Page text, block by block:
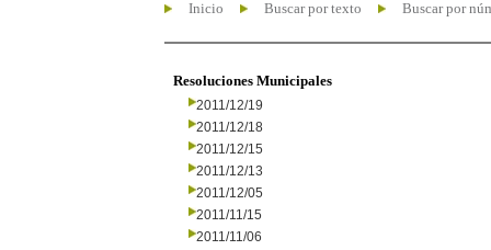
Inicio Buscar por texto Buscar por
Resoluciones Municipales
2011/12/19
2011/12/18
2011/12/15
2011/12/13
2011/12/05
2011/11/15
2011/11/06